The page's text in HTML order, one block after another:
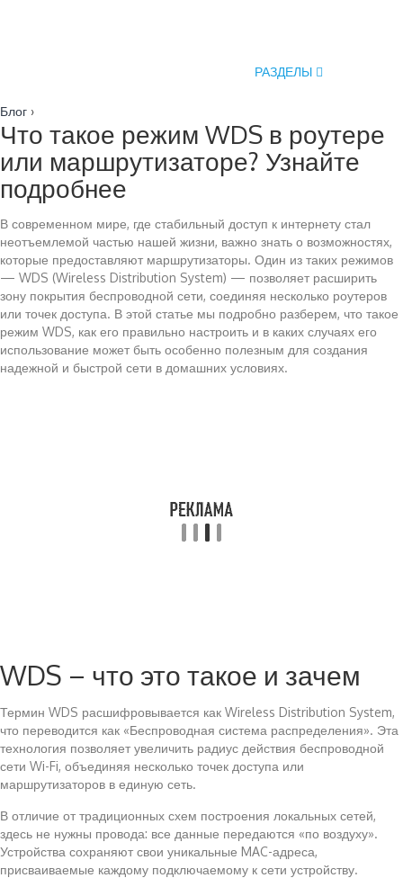
РАЗДЕЛЫ
Блог ›
Что такое режим WDS в роутере
или маршрутизаторе? Узнайте
подробнее
В современном мире, где стабильный доступ к интернету стал
неотъемлемой частью нашей жизни, важно знать о возможностях,
которые предоставляют маршрутизаторы. Один из таких режимов
— WDS (Wireless Distribution System) — позволяет расширить
зону покрытия беспроводной сети, соединяя несколько роутеров
или точек доступа. В этой статье мы подробно разберем, что такое
режим WDS, как его правильно настроить и в каких случаях его
использование может быть особенно полезным для создания
надежной и быстрой сети в домашних условиях.
WDS – что это такое и зачем
Термин WDS расшифровывается как Wireless Distribution System,
что переводится как «Беспроводная система распределения». Эта
технология позволяет увеличить радиус действия беспроводной
сети Wi-Fi, объединяя несколько точек доступа или
маршрутизаторов в единую сеть.
В отличие от традиционных схем построения локальных сетей,
здесь не нужны провода: все данные передаются «по воздуху».
Устройства сохраняют свои уникальные MAC-адреса,
присваиваемые каждому подключаемому к сети устройству.